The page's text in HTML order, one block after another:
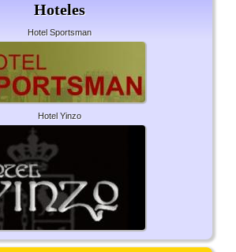
Hoteles
Hotel Sportsman
Hotel Yinzo